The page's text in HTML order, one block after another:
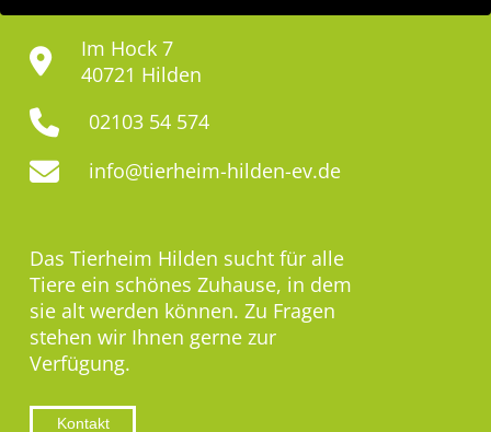
Im Hock 7
40721 Hilden
02103 54 574
info@tierheim-hilden-ev.de
Das Tierheim Hilden sucht für alle
Tiere ein schönes Zuhause, in dem
sie alt werden können. Zu Fragen
stehen wir Ihnen gerne zur
Verfügung.
Kontakt